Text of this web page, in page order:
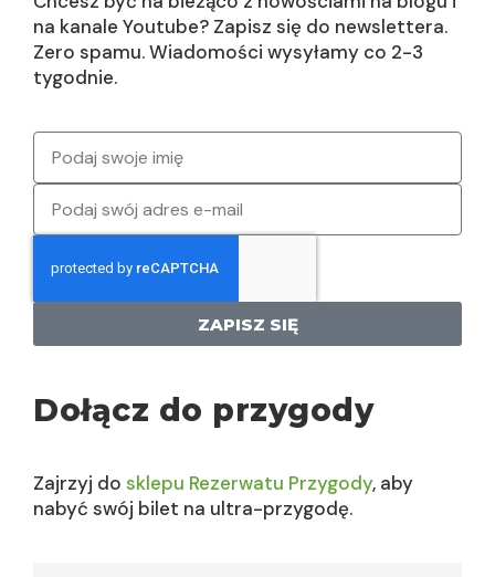
na kanale Youtube? Zapisz się do newslettera.
Zero spamu. Wiadomości wysyłamy co 2-3
tygodnie.
ZAPISZ SIĘ
Dołącz do przygody
Zajrzyj do sklepu Rezerwatu Przygody, aby
nabyć swój bilet na ultra-przygodę.